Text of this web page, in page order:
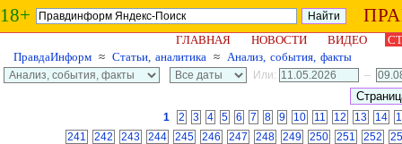
18+
ГЛАВНАЯ НОВОСТИ ВИДЕО
ПравдаИнформ ≈ Статьи, аналитика ≈ Анализ, события, факты
Или: –
1 2 3 4 5 6 7 8 9 10 11 12 13 14
241
242 243 244 245 246 247 248 249 250 251 252